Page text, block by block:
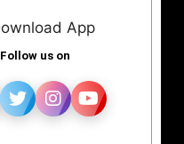
Follow us on